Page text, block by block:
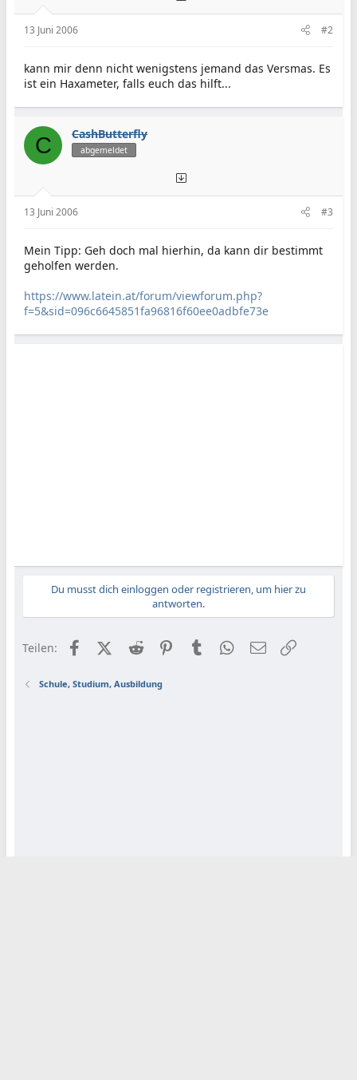
13 Juni 2006 #2
kann mir denn nicht wenigstens jemand das Versmas. Es
ist ein Haxameter, falls euch das hilft...
C CashButterfly
abgemeldet
13 Juni 2006 #3
Mein Tipp: Geh doch mal hierhin, da kann dir bestimmt
geholfen werden.
https://www.latein.at/forum/viewforum.php?
f=5&sid=096c6645851fa96816f60ee0adbfe73e
Du musst dich einloggen oder registrieren, um hier zu
antworten.
Teilen: FacebookX (Twitter)
Reddit PinterestTumblr WhatsApp
E-Mail
Schule, Studium, Ausbildung